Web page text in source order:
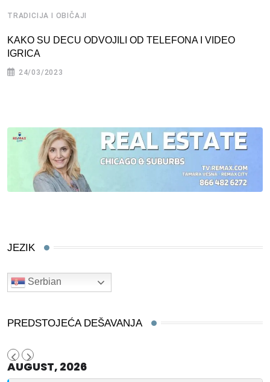
TRADICIJA I OBIČAJI
KAKO SU DECU ODVOJILI OD TELEFONA I VIDEO
IGRICA
24/03/2023
JEZIK
Serbian
PREDSTOJEĆA DEŠAVANJA
AUGUST, 2026